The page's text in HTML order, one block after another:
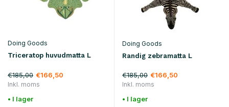
Doing Goods
Triceratop huvudmatta L
€185,00 €166,50
Inkl. moms
• I lager
Doing Goods
Randig zebramatta L
€185,00 €166,50
Inkl. moms
• I lager